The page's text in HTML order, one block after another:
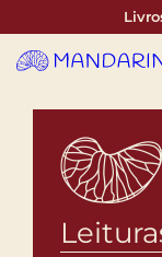
para
conteúdo